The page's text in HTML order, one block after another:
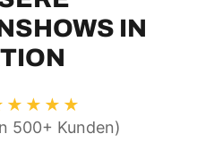
IN
500+ Kunden)